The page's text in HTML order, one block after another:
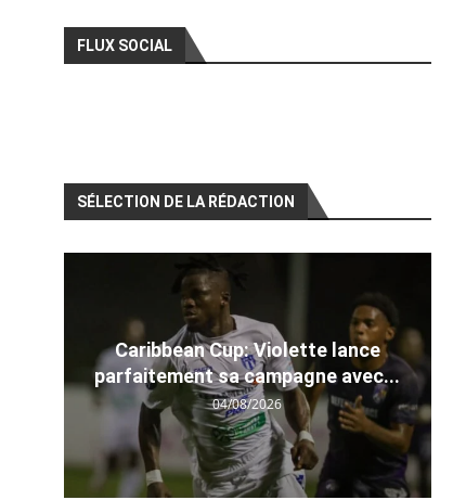
FLUX SOCIAL
SÉLECTION DE LA RÉDACTION
Caribbean Cup: Violette lance
parfaitement sa campagne avec...
04/08/2026